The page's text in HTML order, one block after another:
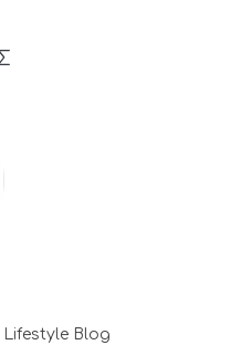
Lifestyle Blog